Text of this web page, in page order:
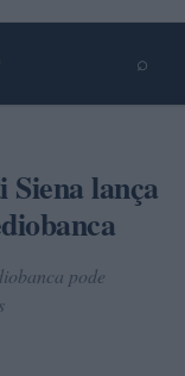
⌕
Siena lança
pode